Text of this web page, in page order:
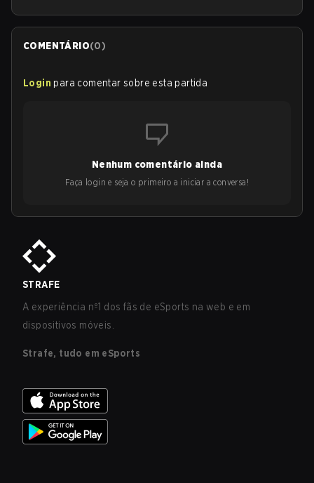
COMENTÁRIO(0)
Login para comentar sobre esta partida
Nenhum comentário ainda
Faça login e seja o primeiro a iniciar a conversa!
STRAFE
A experiência nº1 dos fãs de eSports na web e em
dispositivos móveis.
Strafe, tudo em eSports